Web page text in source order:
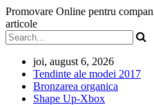
Promovare Online pentru
articole
joi, august 6, 2026
Tendinte ale modei 2017
Bronzarea organica
Shape Up-Xbox